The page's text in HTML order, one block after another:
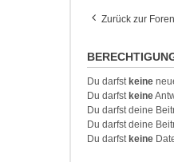
Zurück zur
Du darfst keine
Du darfst keine
Du darfst deine
Du darfst deine
Du darfst keine